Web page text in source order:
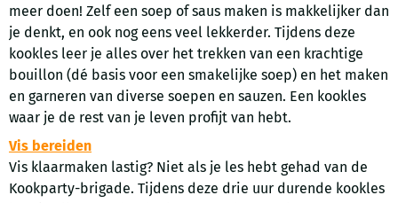
meer doen! Zelf een soep of saus maken is makkelijker dan
je denkt, en ook nog eens veel lekkerder. Tijdens deze
kookles leer je alles over het trekken van een krachtige
bouillon (dé basis voor een smakelijke soep) en het maken
en garneren van diverse soepen en sauzen. Een kookles
waar je de rest van je leven profijt van hebt.
Vis bereiden
Vis klaarmaken lastig? Niet als je les hebt gehad van de
Kookparty-brigade. Tijdens deze drie uur durende kookles